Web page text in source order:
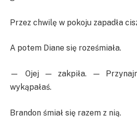
Przez chwilę w pokoju zapadła
A potem Diane się roześmiała.
— Ojej — zakpiła. —
wykąpałaś.
Brandon śmiał się razem z nią.